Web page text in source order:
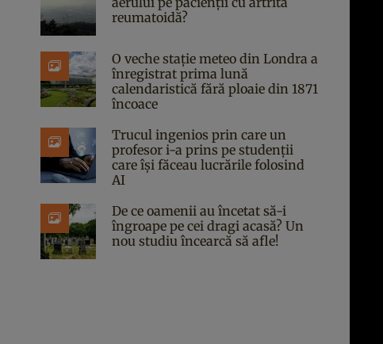
reumatoidă?
O veche stație meteo din Londra a
înregistrat prima lună
calendaristică fără ploaie din 1871
încoace
Trucul ingenios prin care un
profesor i-a prins pe studenții
care își făceau lucrările folosind
AI
De ce oamenii au încetat să-i
îngroape pe cei dragi acasă? Un
nou studiu încearcă să afle!